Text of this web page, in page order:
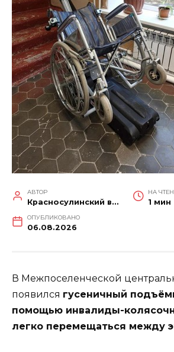
АВТОР
Красносулинский вестник
НА
1 мин
ОПУБЛИКОВАНО
06.08.2026
В Межпоселенческой
появился гусеничный
помощью инвалиды-
легко перемещаться между